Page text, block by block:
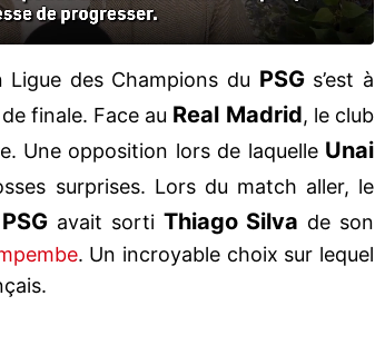
des Champions du PSGs’est à
finale. Face au Real Madrid, le club
Une opposition lors de laquelle Unai
surprises. Lors du match aller, le
PSG avait sorti Thiago Silva de son
. Un incroyable choix sur lequel